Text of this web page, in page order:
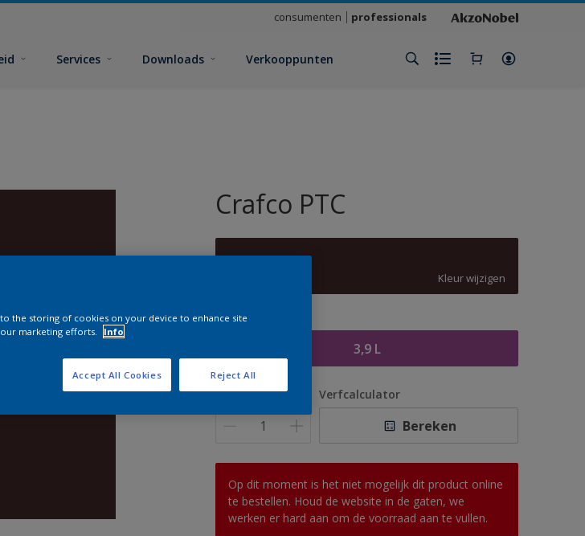
consumenten professionals
Services Downloads Verkooppunten
Crafco PTC
3007
Kleur wijzigen
Grootte
3,9 L
Aantal Verfcalculator
Bereken
Op dit moment is het niet mogelijk dit product online
te bestellen. Houd de website in de gaten, we
werken er hard aan om de voorraad aan te vullen.
to the storing of cookies on your device to enhance site
our marketing efforts.
Info
Reject All
Accept All Cookies